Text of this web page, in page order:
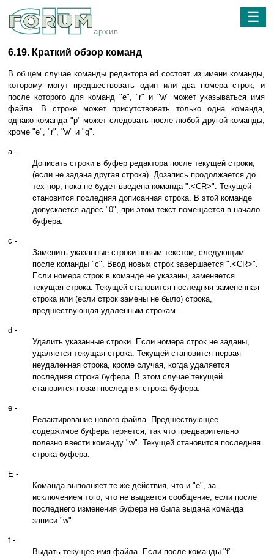
архив
☰
6.19. Краткий обзор команд
В общем случае команды редактора ed состоят из имени команды,
которому могут предшествовать один или два номера строк, и
после которого для команд "e", "r" и "w" может указываться имя
файла. В строке может присутствовать только одна команда,
однако команда "p" может следовать после любой другой команды,
кроме "e", "r", "w" и "q".
a -
Дописать строки в буфер редактора после текущей строки,
(если не задана другая строка). Дозапись продолжается до
тех пор, пока не будет введена команда ".<CR>". Текущей
становится последняя дописанная строка. В этой команде
допускается адрес "0", при этом текст помещается в начало
буфера.
c -
Заменить указанные строки новым текстом, следующим
после команды "c". Ввод новых строк завершается ".<CR>".
Если номера строк в команде не указаны, заменяется
текущая строка. Текущей становится последняя замененная
строка или (если строк замены не было) строка,
предшествующая удаленным строкам.
d -
Удалить указанные строки. Если номера строк не заданы,
удаляется текущая строка. Текущей становится первая
неудаленная строка, кроме случая, когда удаляется
последняя строка буфера. В этом случае текущей
становится новая последняя строка буфера.
e -
Релактирование нового файла. Предшествующее
содержимое буфера теряется, так что предварительно
полезно ввести команду "w". Текущей становится последняя
строка буфера.
E -
Команда выполняет те же действия, что и "e", за
исключением того, что не выдается сообщение, если после
последнего изменения буфера не была выдана команда
записи "w".
f -
Выдать текущее имя файла. Если после команды "f"